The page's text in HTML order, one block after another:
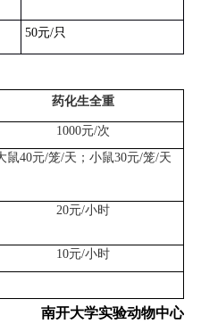
50元/只
药化生全重
1000元/次
鼠40元/笼/天；小鼠30元/笼/天
20元/小时
10元/小时
南开大学实验动物中心